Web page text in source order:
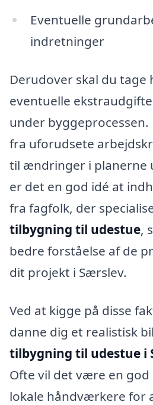
Eventuelle
indretninger
Derudover skal du tage
eventuelle
under
fra uforudsete
til ændringer i planerne
er det en god idé at
fra fagfolk, der
tilbygning til udestue,
bedre forståelse af de
dit projekt i Særslev.
Ved at kigge på disse
danne dig et realistisk
tilbygning til udestue i
Ofte vil det være en
lokale håndværkere for